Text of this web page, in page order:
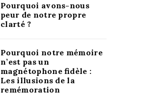
Pourquoi avons-nous
peur de notre propre
clarté ?
Pourquoi notre mémoire
n’est pas un
magnétophone fidèle :
Les illusions de la
remémoration